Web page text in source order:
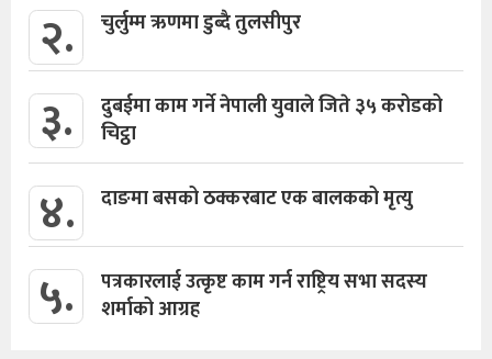
२. चुर्लुम्म ऋणमा डुब्दै तुलसीपुर
३.
दुबईमा काम गर्ने नेपाली युवाले जिते ३५ करोडको
चिट्ठा
४. दाङमा बसको ठक्करबाट एक बालकको मृत्यु
५.
पत्रकारलाई उत्कृष्ट काम गर्न राष्ट्रिय सभा सदस्य
शर्माको आग्रह